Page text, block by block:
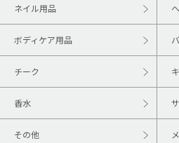
ネイル用品
ボディケア用品
チーク
香水
その他